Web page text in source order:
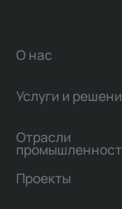
О нас
Услуги и
Отрасли
Проекты